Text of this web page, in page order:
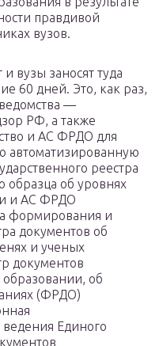
правдивой
вузов.
вузы заносят туда
60 дней. Это, как раз,
—
РФ, а также
и АС ФРДО для
автоматизированную
реестра
образца об уровнях
и АС ФРДО
формирования и
документов об
и ученых
документов
образовании, об
(ФРДО)
ведения Единого